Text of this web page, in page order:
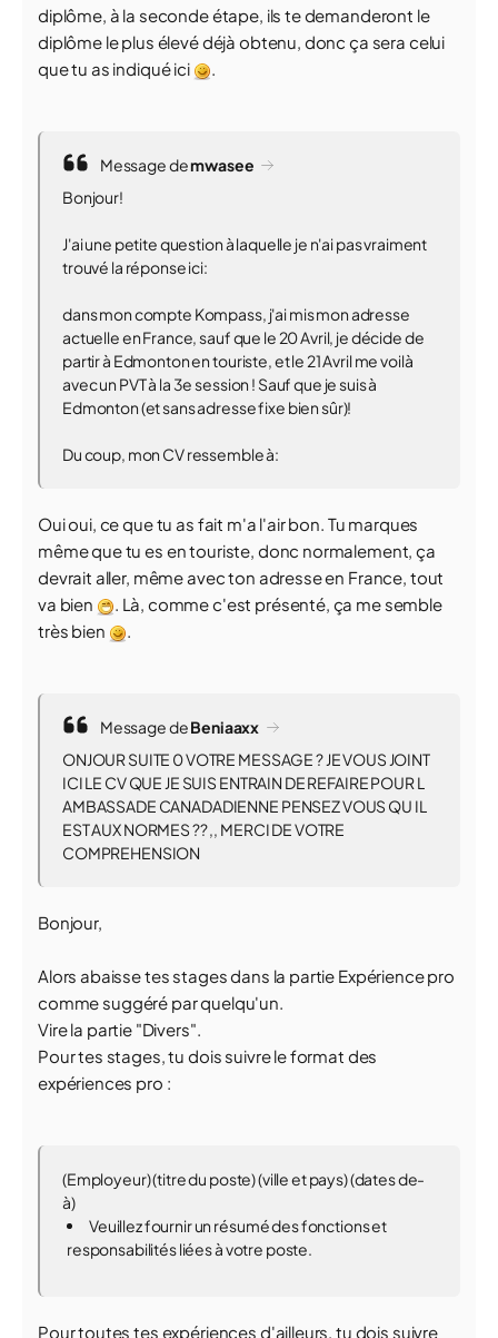
diplôme, à la seconde étape, ils te demanderont le
diplôme le plus élevé déjà obtenu, donc ça sera celui
que tu as indiqué ici
.
Message demwasee
Bonjour!
J'ai une petite question à laquelle je n'ai pas vraiment
trouvé la réponse ici:
dans mon compte Kompass, j'ai mis mon adresse
actuelle en France, sauf que le 20 Avril, je décide de
partir à Edmonton en touriste, et le 21 Avril me voilà
avec un PVT à la 3e session ! Sauf que je suis à
Edmonton (et sans adresse fixe bien sûr)!
Du coup, mon CV ressemble à:
Oui oui, ce que tu as fait m'a l'air bon. Tu marques
même que tu es en touriste, donc normalement, ça
devrait aller, même avec ton adresse en France, tout
va bien
. Là, comme c'est présenté, ça me semble
très bien
.
Message deBeniaaxx
ONJOUR SUITE 0 VOTRE MESSAGE ? JE VOUS JOINT
ICI LE CV QUE JE SUIS ENTRAIN DE REFAIRE POUR L
AMBASSADE CANADADIENNE PENSEZ VOUS QU IL
EST AUX NORMES ?? ,, MERCI DE VOTRE
COMPREHENSION
Bonjour,
Alors abaisse tes stages dans la partie Expérience pro
comme suggéré par quelqu'un.
Vire la partie "Divers".
Pour tes stages, tu dois suivre le format des
expériences pro :
(Employeur) (titre du poste) (ville et pays) (dates de-
à)
Veuillez fournir un résumé des fonctions et
responsabilités liées à votre poste.
Pour toutes tes expériences d'ailleurs, tu dois suivre